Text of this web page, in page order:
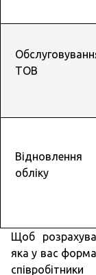
ТОВ
Відновлення
обліку
Щоб
яка у вас